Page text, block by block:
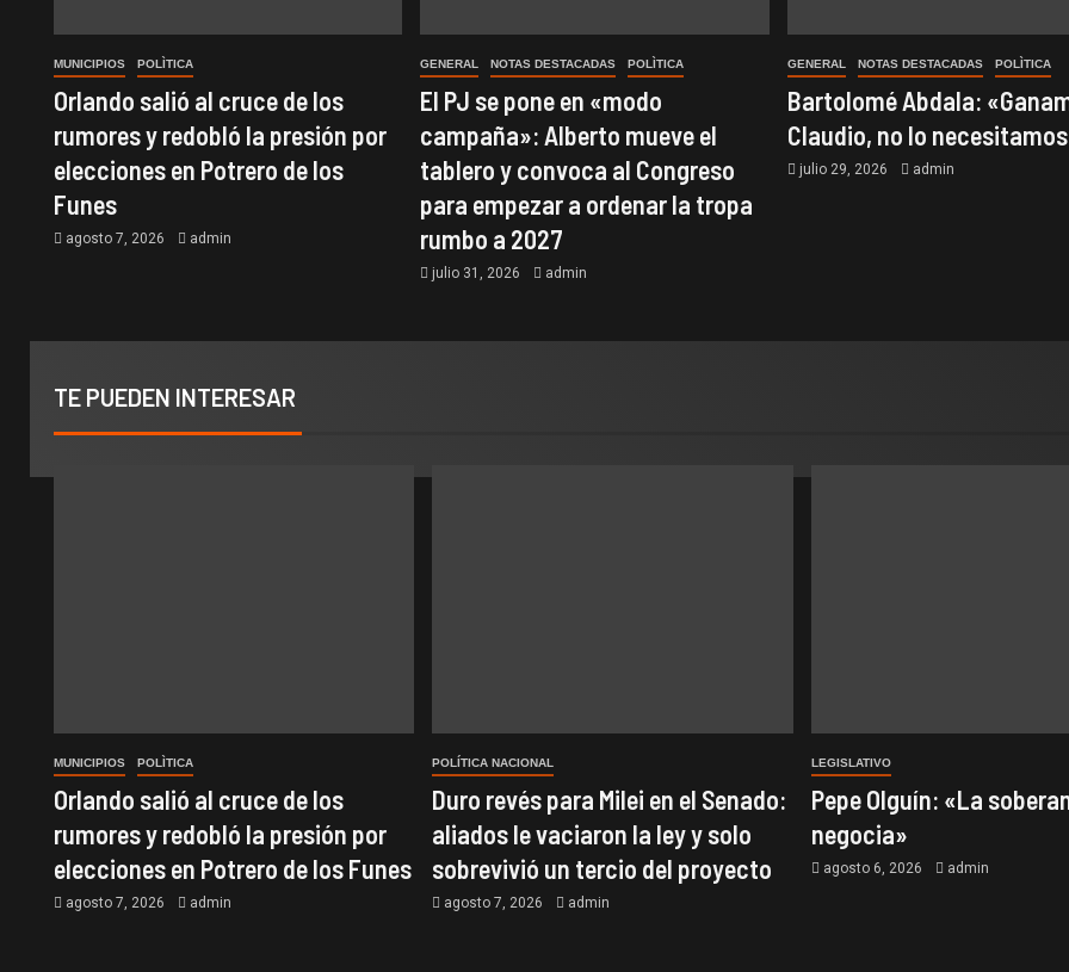
MUNICIPIOS POLÌTICA
Orlando salió al cruce de los
rumores y redobló la presión por
elecciones en Potrero de los
Funes
agosto 7, 2026 admin
GENERAL NOTAS DESTACADAS POLÌTICA
El PJ se pone en «modo
campaña»: Alberto mueve el
tablero y convoca al Congreso
para empezar a ordenar la tropa
rumbo a 2027
julio 31, 2026 admin
GENERAL NOTAS DESTACADAS POLÌTICA
Bartolomé Abdala:
Claudio, no lo
julio 29, 2026 admin
TE PUEDEN INTERESAR
MUNICIPIOS POLÌTICA
Orlando salió al cruce de los
rumores y redobló la presión por
elecciones en Potrero de los Funes
agosto 7, 2026 admin
POLÍTICA NACIONAL
Duro revés para Milei en el Senado:
aliados le vaciaron la ley y solo
sobrevivió un tercio del proyecto
agosto 7, 2026 admin
LEGISLATIVO
Pepe Olguín: «La
negocia»
agosto 6, 2026 admin